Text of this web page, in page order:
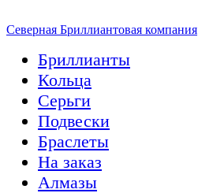
Северная Бриллиантовая компания
Бриллианты
Кольца
Серьги
Подвески
Браслеты
На заказ
Алмазы